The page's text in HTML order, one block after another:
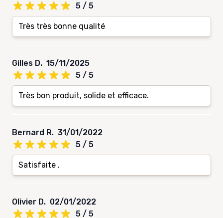
5 / 5
Très très bonne qualité
Gilles D. 15/11/2025
5 / 5
Très bon produit, solide et efficace.
Bernard R. 31/01/2022
5 / 5
Satisfaite .
Olivier D. 02/01/2022
5 / 5